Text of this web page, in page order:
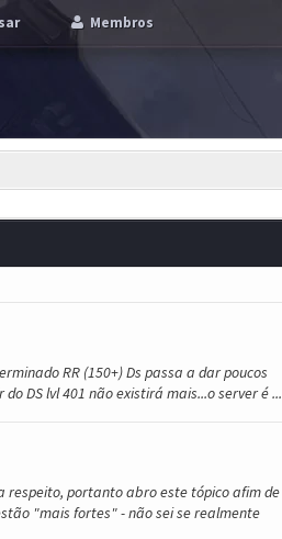
Membros
RR (150+) Ds passa a dar poucos
DS lvl 401 não existirá mais...o server é ...
respeito, portanto abro este tópico afim de
"mais fortes" - não sei se realmente